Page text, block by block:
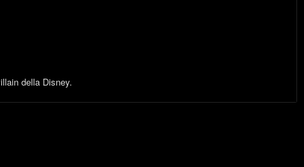
della Disney.